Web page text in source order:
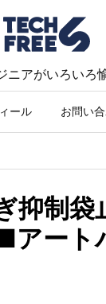
ニアがいろいろ
ール お問い
抑制袋
アート